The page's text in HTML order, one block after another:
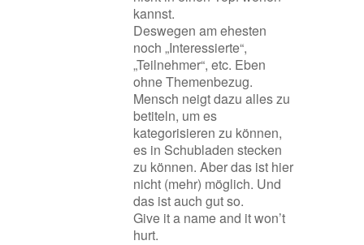
kannst.
Deswegen am ehesten
noch „Interessierte“,
„Teilnehmer“, etc. Eben
ohne Themenbezug.
Mensch neigt dazu alles zu
betiteln, um es
kategorisieren zu können,
es in Schubladen stecken
zu können. Aber das ist hier
nicht (mehr) möglich. Und
das ist auch gut so.
Give it a name and it won’t
hurt.